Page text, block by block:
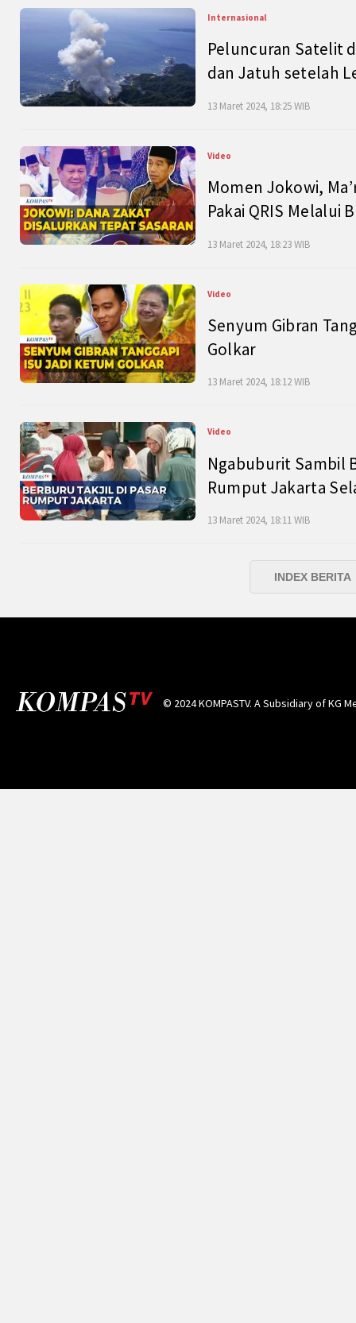
Internasional
Peluncuran Satelit
dan Jatuh setelah
13 Maret 2024, 18:25 WIB
Video
Momen Jokowi,
Pakai QRIS Melalui
13 Maret 2024, 18:23 WIB
Video
Senyum Gibran
Golkar
13 Maret 2024, 18:12 WIB
Video
Ngabuburit Sambil
Rumput Jakarta
13 Maret 2024, 18:11 WIB
INDEX BERITA
© 2024 KOMPASTV. A Subsidiary ofKG